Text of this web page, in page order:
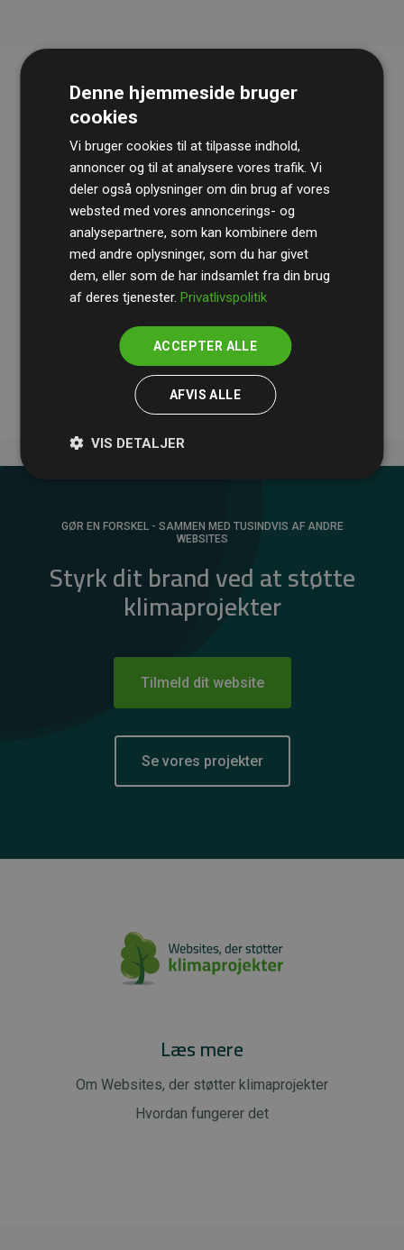
RevisionshusetBDOgennemgår løbende vores
beregninger og metode for at sikre gennemsigtighed
og pålidelighed.
Deres revision dokumenterer, at vores investeringer i
medlemmernes websites estimerede CO₂-
GØR EN FORSKEL - SAMMEN MED TUSINDVIS AF ANDRE
WEBSITES
Styrk dit brand ved at støtte
klimaprojekter
Tilmeld dit website
Se vores projekter
Læs mere
Om Websites, der støtter klimaprojekter
Hvordan fungerer det
Denne hjemmeside bruger
cookies
Vi bruger cookies til at tilpasse indhold,
annoncer og til at analysere vores trafik. Vi
deler også oplysninger om din brug af vores
websted med vores annoncerings- og
analysepartnere, som kan kombinere dem
med andre oplysninger, som du har givet
dem, eller som de har indsamlet fra din brug
af deres tjenester.Privatlivspolitik
ACCEPTER ALLE
AFVIS ALLE
VIS DETALJER